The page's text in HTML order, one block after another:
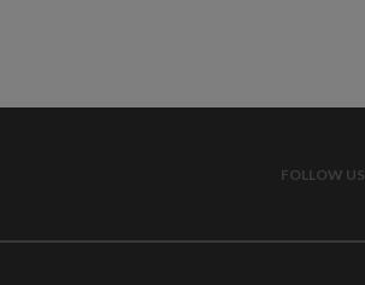
FOLLOW US